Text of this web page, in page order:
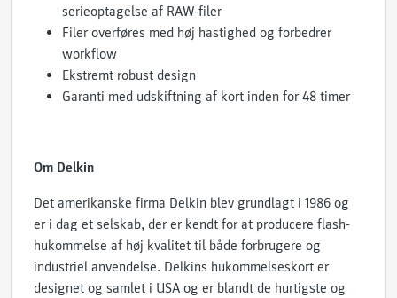
serieoptagelse af RAW-filer
Filer overføres med høj hastighed og forbedrer
workflow
Ekstremt robust design
Garanti med udskiftning af kort inden for 48 timer
Om Delkin
Det amerikanske firma Delkin blev grundlagt i 1986 og
er i dag et selskab, der er kendt for at producere flash-
hukommelse af høj kvalitet til både forbrugere og
industriel anvendelse. Delkins hukommelseskort er
designet og samlet i USA og er blandt de hurtigste og